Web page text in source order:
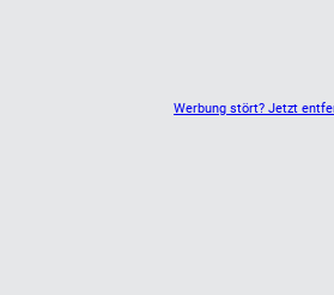
Werbung stört? Jetzt